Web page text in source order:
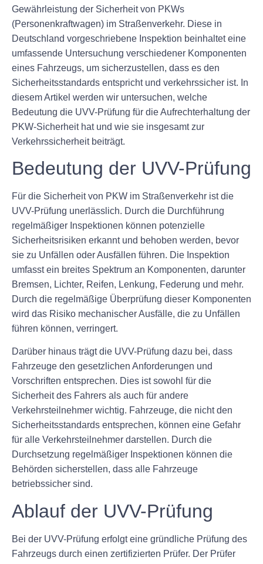
Gewährleistung der Sicherheit von PKWs
(Personenkraftwagen) im Straßenverkehr. Diese in
Deutschland vorgeschriebene Inspektion beinhaltet eine
umfassende Untersuchung verschiedener Komponenten
eines Fahrzeugs, um sicherzustellen, dass es den
Sicherheitsstandards entspricht und verkehrssicher ist. In
diesem Artikel werden wir untersuchen, welche
Bedeutung die UVV-Prüfung für die Aufrechterhaltung der
PKW-Sicherheit hat und wie sie insgesamt zur
Verkehrssicherheit beiträgt.
Bedeutung der UVV-Prüfung
Für die Sicherheit von PKW im Straßenverkehr ist die
UVV-Prüfung unerlässlich. Durch die Durchführung
regelmäßiger Inspektionen können potenzielle
Sicherheitsrisiken erkannt und behoben werden, bevor
sie zu Unfällen oder Ausfällen führen. Die Inspektion
umfasst ein breites Spektrum an Komponenten, darunter
Bremsen, Lichter, Reifen, Lenkung, Federung und mehr.
Durch die regelmäßige Überprüfung dieser Komponenten
wird das Risiko mechanischer Ausfälle, die zu Unfällen
führen können, verringert.
Darüber hinaus trägt die UVV-Prüfung dazu bei, dass
Fahrzeuge den gesetzlichen Anforderungen und
Vorschriften entsprechen. Dies ist sowohl für die
Sicherheit des Fahrers als auch für andere
Verkehrsteilnehmer wichtig. Fahrzeuge, die nicht den
Sicherheitsstandards entsprechen, können eine Gefahr
für alle Verkehrsteilnehmer darstellen. Durch die
Durchsetzung regelmäßiger Inspektionen können die
Behörden sicherstellen, dass alle Fahrzeuge
betriebssicher sind.
Ablauf der UVV-Prüfung
Bei der UVV-Prüfung erfolgt eine gründliche Prüfung des
Fahrzeugs durch einen zertifizierten Prüfer. Der Prüfer